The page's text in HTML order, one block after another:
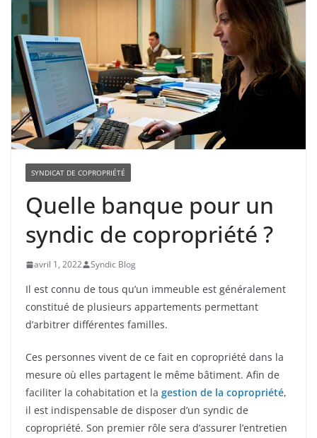
SYNDICAT DE COPROPRIÉTÉ
Quelle banque pour un
syndic de copropriété ?
avril 1, 2022 Syndic Blog
Il est connu de tous qu’un immeuble est généralement
constitué de plusieurs appartements permettant
d’arbitrer différentes familles.
Ces personnes vivent de ce fait en copropriété dans la
mesure où elles partagent le même bâtiment. Afin de
faciliter la cohabitation et la gestion de la copropriété,
il est indispensable de disposer d’un syndic de
copropriété. Son premier rôle sera d’assurer l’entretien